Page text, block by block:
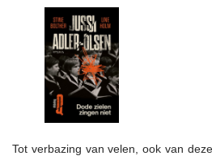
Tot verbazing van velen, ook van